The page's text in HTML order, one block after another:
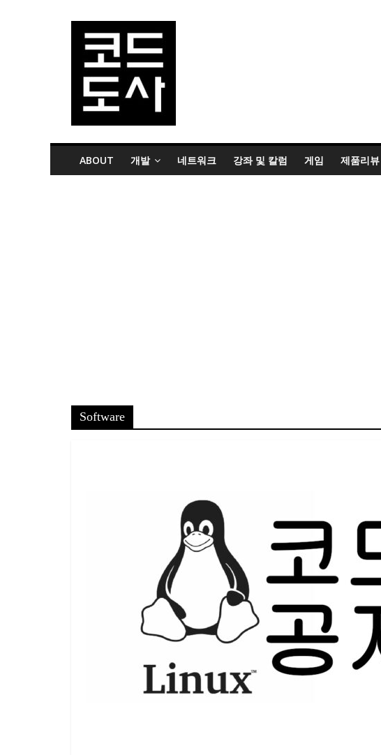
ABOUT 개발 네트워크 강좌 및 칼럼 게임 제품리뷰
Software